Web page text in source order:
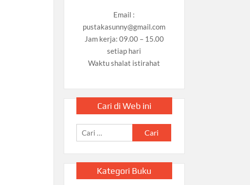
Email :
pustakasunny@gmail.com
Jam kerja: 09.00 – 15.00
setiap hari
Waktu shalat istirahat
Cari di Web ini
Cari
untuk:
Kategori Buku